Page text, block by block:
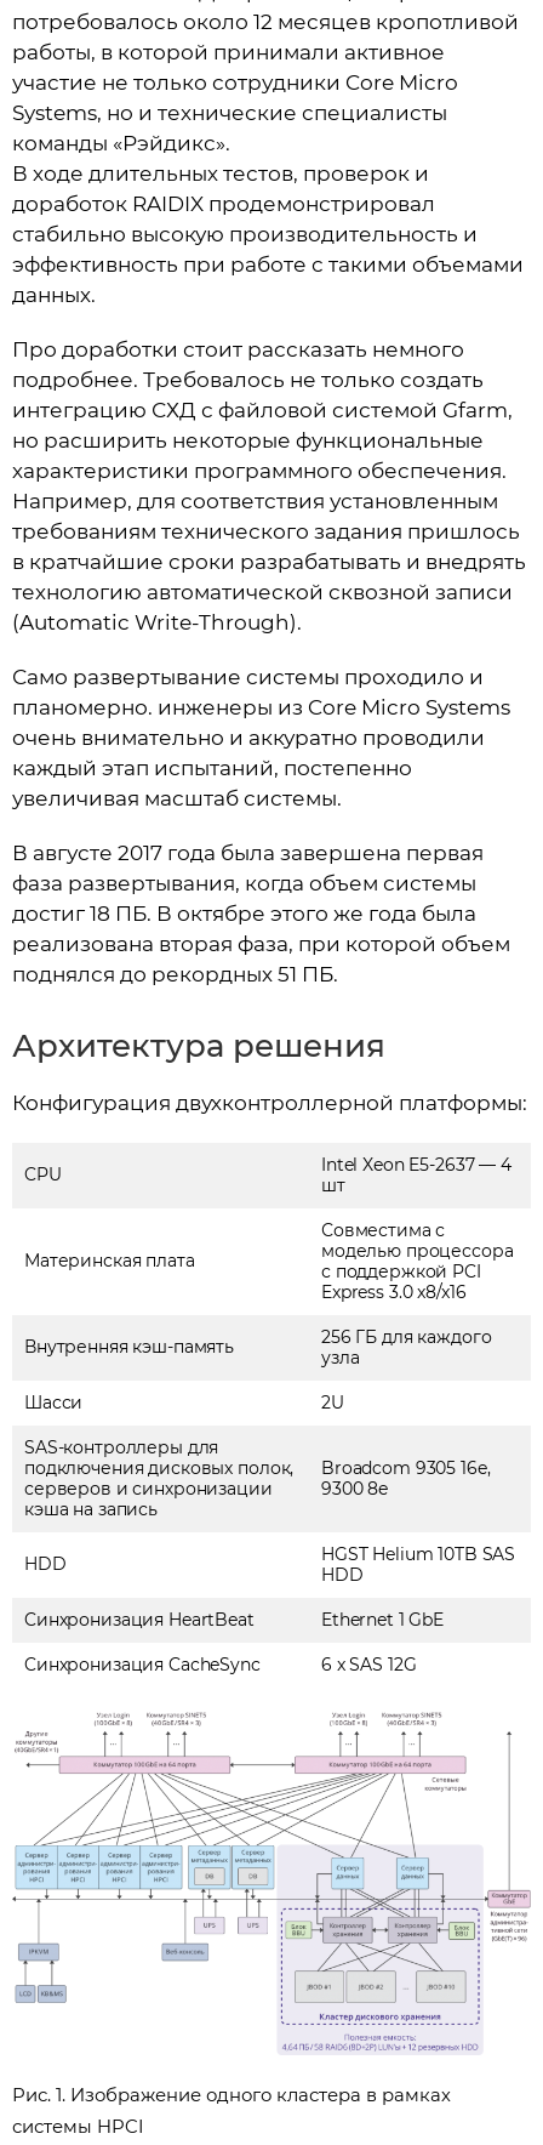
потребовалось около 12 месяцев кропотливой
работы, в которой принимали активное
участие не только сотрудники Core Micro
Systems, но и технические специалисты
команды «Рэйдикс».
В ходе длительных тестов, проверок и
доработок RAIDIX продемонстрировал
стабильно высокую производительность и
эффективность при работе с такими объемами
данных.
Про доработки стоит рассказать немного
подробнее. Требовалось не только создать
интеграцию СХД с файловой системой Gfarm,
но расширить некоторые функциональные
характеристики программного обеспечения.
Например, для соответствия установленным
требованиям технического задания пришлось
в кратчайшие сроки разрабатывать и внедрять
технологию автоматической сквозной записи
(Automatic Write-Through).
Само развертывание системы проходило и
планомерно. инженеры из Core Micro Systems
очень внимательно и аккуратно проводили
каждый этап испытаний, постепенно
увеличивая масштаб системы.
В августе 2017 года была завершена первая
фаза развертывания, когда объем системы
достиг 18 ПБ. В октябре этого же года была
реализована вторая фаза, при которой объем
поднялся до рекордных 51 ПБ.
Архитектура решения
Конфигурация двухконтроллерной платформы:
CPU
Intel Xeon E5-2637 — 4
шт
Материнская плата
Совместима с
моделью процессора
с поддержкой PCI
Express 3.0 x8/x16
Внутренняя кэш-память
256 ГБ для каждого
узла
Шасси 2U
SAS-контроллеры для
подключения дисковых полок,
серверов и синхронизации
кэша на запись
Broadcom 9305 16e,
9300 8e
HDD
HGST Helium 10TB SAS
HDD
Cинхронизация HeartBeat Ethernet 1 GbE
Cинхронизация CacheSync 6 x SAS 12G
Рис. 1. Изображение одного кластера в рамках
системы HPCI